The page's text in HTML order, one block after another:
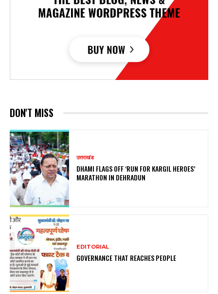
DON'T MISS
उत्तराखंड
DHAMI FLAGS OFF ‘RUN FOR KARGIL HEROES’
MARATHON IN DEHRADUN
EDITORIAL
GOVERNANCE THAT REACHES PEOPLE